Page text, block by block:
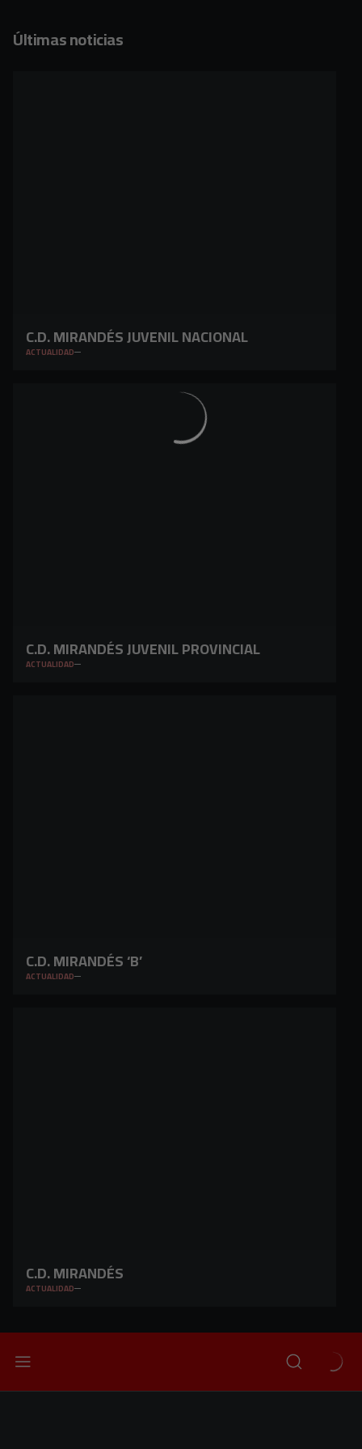
Últimas noticias
C.D. MIRANDÉS JUVENIL NACIONAL
ACTUALIDAD
C.D. MIRANDÉS JUVENIL PROVINCIAL
ACTUALIDAD
C.D. MIRANDÉS ‘B’
ACTUALIDAD
C.D. MIRANDÉS
ACTUALIDAD